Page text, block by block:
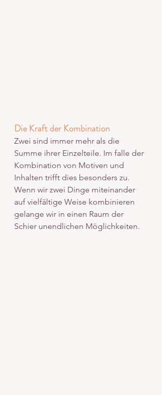
Die Kraft der Kombination
Zwei sind immer mehr als die
Summe ihrer Einzelteile. Im falle der
Kombination von Motiven und
Inhalten trifft dies besonders zu.
Wenn wir zwei Dinge miteinander
auf vielfältige Weise kombinieren
gelange wir in einen Raum der
Schier unendlichen Möglichkeiten.